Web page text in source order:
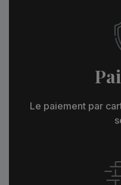
Le paiement par